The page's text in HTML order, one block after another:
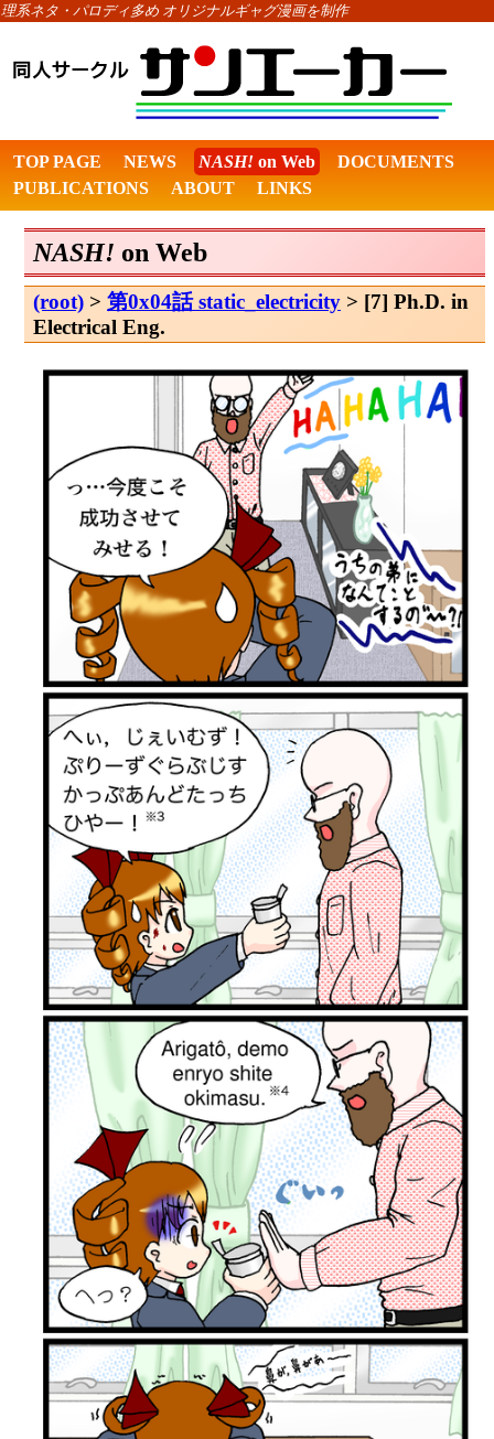
理系ネタ・パロディ多め オリジナルギャグ漫画を制作
TOP PAGE NEWS NASH! on Web
DOCUMENTS
PUBLICATIONS
ABOUT LINKS
NASH! on Web
(root) > 第0x04話 static_electricity > [7] Ph.D. in
Electrical Eng.